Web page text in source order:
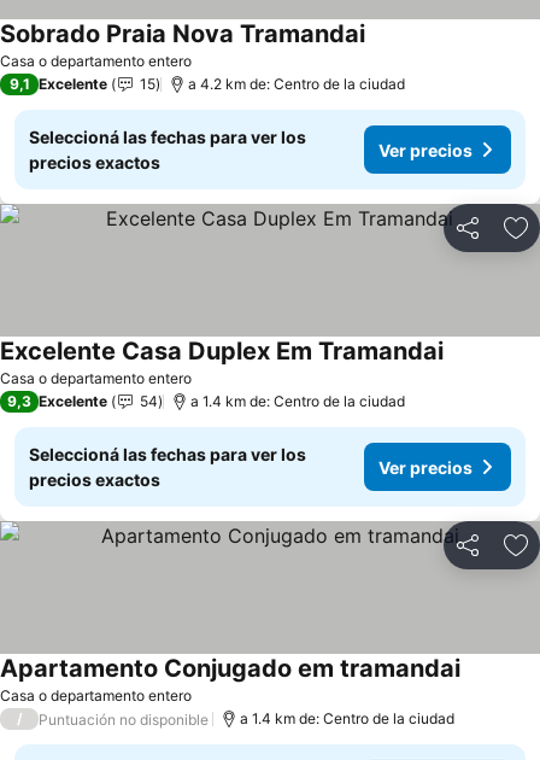
Casa o departamento entero
Sobrado Praia Nova Tramandai
9,1 Excelente 15 a 4.2 km de: Centro de la ciudad
Seleccioná las fechas para ver los
precios exactos
Ver precios
Compartir
Casa o departamento entero
Excelente Casa Duplex Em Tramandai
9,3 Excelente 54 a 1.4 km de: Centro de la ciudad
Seleccioná las fechas para ver los
precios exactos
Ver precios
Compartir
Casa o departamento entero
Apartamento Conjugado em tramandai
/ Puntuación no disponible a 1.4 km de: Centro de la ciudad